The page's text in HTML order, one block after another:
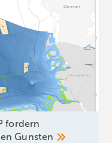
fordern
Gunsten